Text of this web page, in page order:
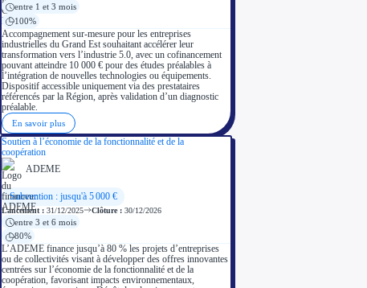
entre 1 et 3 mois
100%
Accompagnement sur-mesure pour les entreprises
industrielles du Grand Est souhaitant accélérer leur
transformation vers l’industrie 5.0, avec un cofinancement
pouvant atteindre 10 000 € pour des études préalables à
l’intégration de nouvelles technologies ou équipements.
Dispositif accessible uniquement via des prestataires
référencés par la Région, après validation d’un diagnostic
préalable.
En savoir plus
Soutien à l’économie de la fonctionnalité et de la
coopération
ADEME
Subvention : jusqu'à 5 000 €
Lancement : 31/12/2025 Clôture : 30/12/2026
entre 3 et 6 mois
80%
L’ADEME finance jusqu’à 80 % les projets d’entreprises
ou de collectivités visant à développer des offres innovantes
centrées sur l’économie de la fonctionnalité et de la
coopération, favorisant impacts environnementaux,